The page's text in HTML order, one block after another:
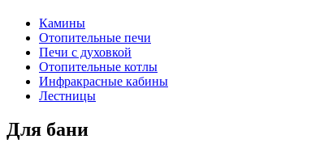
Камины
Отопительные печи
Печи с духовкой
Отопительные котлы
Инфракрасные кабины
Лестницы
Для бани